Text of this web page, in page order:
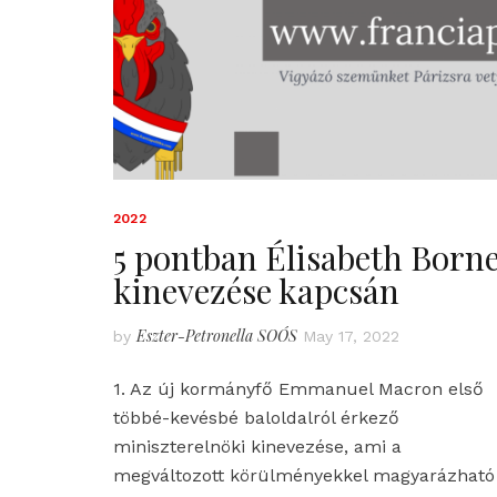
2022
5 pontban Élisabeth
kinevezése kapcsán
by Eszter-Petronella SOÓS May 17, 2022
1. Az új kormányfő Emmanuel Macron első
többé-kevésbé baloldalról érkező
miniszterelnöki kinevezése, ami a
megváltozott körülményekkel magyarázható